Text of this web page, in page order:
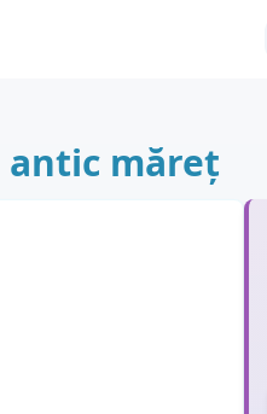
antic măreț